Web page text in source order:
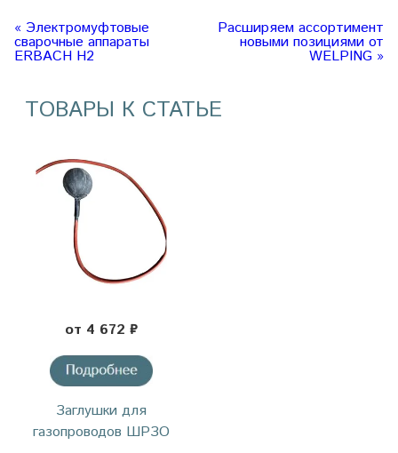
« Электромуфтовые
сварочные аппараты
ERBACH H2
Расширяем ассортимент
новыми позициями от
WELPING »
ТОВАРЫ К СТАТЬЕ
от 4 672 ₽
Заглушки для
газопроводов ШРЗО